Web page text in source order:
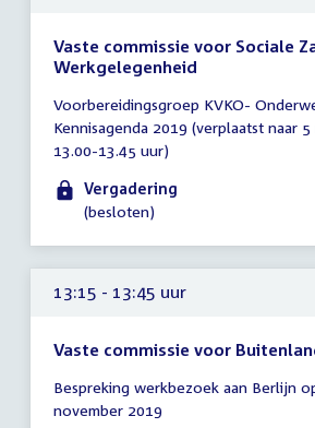
Vaste commissie voor Sociale
Werkgelegenheid
vergadering
13:00
-
13:45
uur
Voorbereidingsgroep KVKO-
Kennisagenda 2019 (verplaatst naar
13.00-13.45 uur)
Vergadering
(besloten)
13:15 - 13:45 uur
Vaste commissie voor
vergadering
13:15
Bespreking werkbezoek aan Berlijn
november 2019